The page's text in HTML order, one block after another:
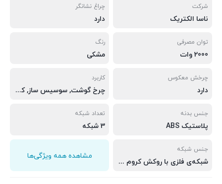
شرکت
ناسا الکتریک
چراغ نشانگر
دارد
توان مصرفی
2000 وات
رنگ
مشکی
چرخش معکوس
دارد
کاربرد
چرخ گوشت, سوسیس ساز, کبه ساز
جنس بدنه
پلاستیک ABS
تعداد شبکه
3 شبکه
جنس شبکه
شبکه‌ی فلزی با روکش کروم ضد زنگ
مشاهده همه ویژگی‌ها